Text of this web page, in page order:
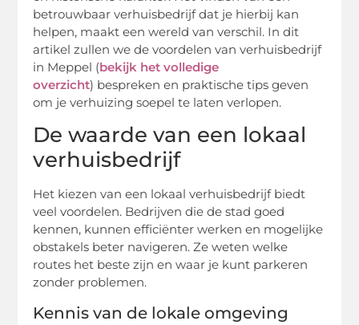
betrouwbaar verhuisbedrijf dat je hierbij kan
helpen, maakt een wereld van verschil. In dit
artikel zullen we de voordelen van verhuisbedrijf
in Meppel (bekijk het volledige
overzicht) bespreken en praktische tips geven
om je verhuizing soepel te laten verlopen.
De waarde van een lokaal
verhuisbedrijf
Het kiezen van een lokaal verhuisbedrijf biedt
veel voordelen. Bedrijven die de stad goed
kennen, kunnen efficiënter werken en mogelijke
obstakels beter navigeren. Ze weten welke
routes het beste zijn en waar je kunt parkeren
zonder problemen.
Kennis van de lokale omgeving